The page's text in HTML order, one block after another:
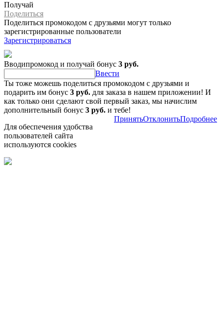
Получай
Поделиться
Поделиться промокодом с друзьями могут только
зарегистрированные пользователи
Зарегистрироваться
Вводипромокод и получай бонус 3 руб.
Ввести
Ты тоже можешь поделиться промокодом с друзьями и
подарить им бонус 3 руб. для заказа в нашем приложении! И
как только они сделают свой первый заказ, мы начислим
дополнительный бонус 3 руб. и тебе!
Для обеспечения удобства
пользователей сайта
используются cookies
ПринятьОтклонитьПодробнее